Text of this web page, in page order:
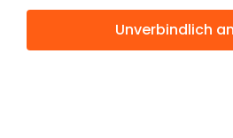
Unverbindlich